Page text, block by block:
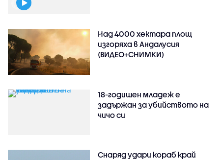
Над 4000 хектара площ
изгоряха в Андалусия
(ВИДЕО+СНИМКИ)
18-годишен младеж е
задържан за убийството на
чичо си
Снаряд удари кораб край